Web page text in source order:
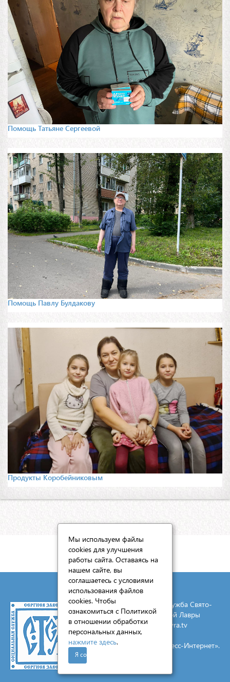
Помощь Татьяне Сергеевой
Помощь Павлу Булдакову
Продукты Коробейниковым
КАРТА САЙТА
© 2026 Социальная служба Свято-
Троицкой Сергиевой Лавры
E-mail:mail@lavra.tv
Создание сайта - «Экспресс-Интернет».
Мы используем файлы
cookies для улучшения
работы сайта. Оставаясь на
нашем сайте, вы
соглашаетесь с условиями
использования файлов
cookies. Чтобы
ознакомиться с Политикой
в отношении обработки
персональных данных,
нажмите здесь.
Я согласен